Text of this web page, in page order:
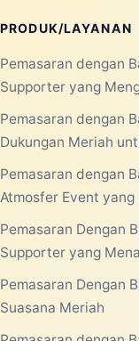
PRODUK/LAYANAN
Pemasaran dengan
Supporter yang
Pemasaran dengan
Dukungan Meriah
Pemasaran dengan
Atmosfer Event yang
Pemasaran Dengan
Supporter yang
Pemasaran Dengan
Suasana Meriah